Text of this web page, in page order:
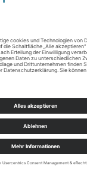
4
ZIMMER